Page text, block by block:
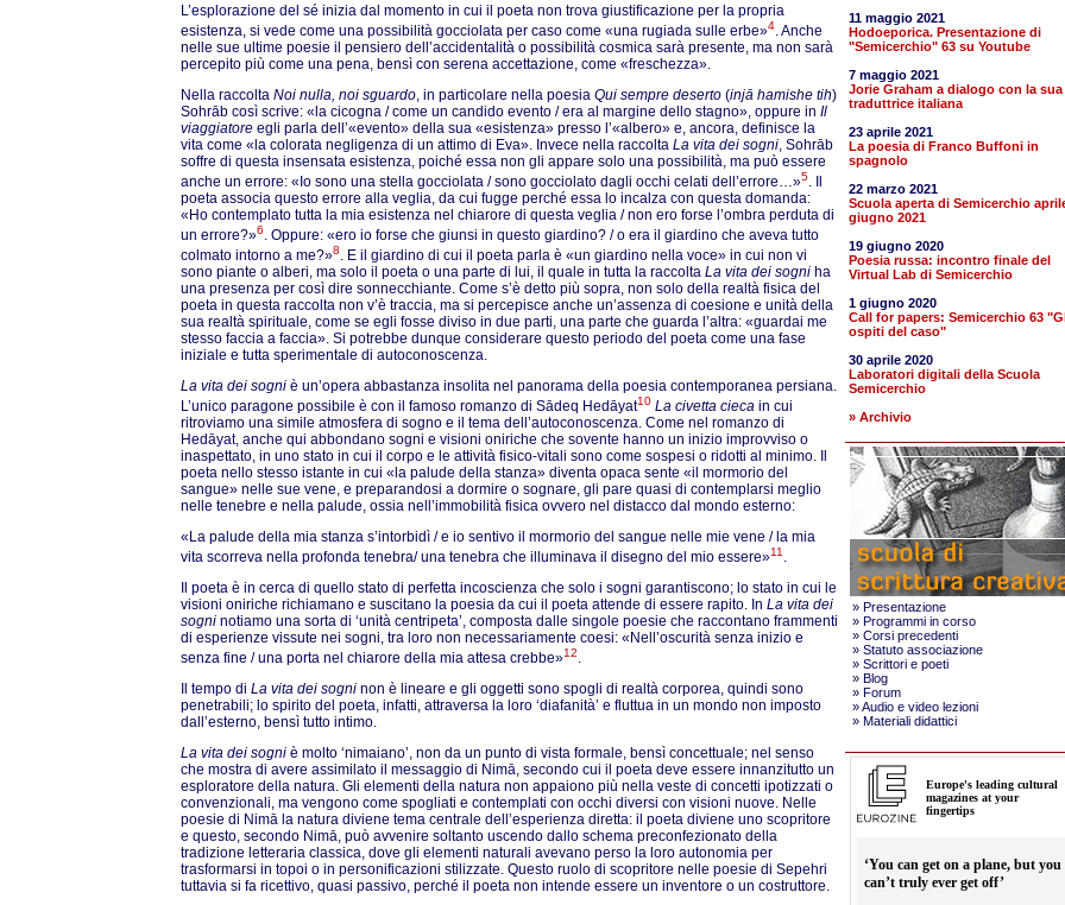
L’esplorazione del sé inizia dal momento in cui il poeta non trova giustificazione per la propria
esistenza, si vede come una possibilità gocciolata per caso come «una rugiada sulle erbe»4 . Anche
nelle sue ultime poesie il pensiero dell’accidentalità o possibilità cosmica sarà presente, ma non sarà
percepito più come una pena, bensì con serena accettazione, come «freschezza».
Nella raccolta Noi nulla, noi sguardo , in particolare nella poesia Qui sempre deserto (injā hamishe tih)
Sohrāb così scrive: «la cicogna / come un candido evento / era al margine dello stagno», oppure in Il
viaggiatore egli parla dell’«evento» della sua «esistenza» presso l’«albero» e, ancora, definisce la
vita come «la colorata negligenza di un attimo di Eva». Invece nella raccolta La vita dei sogni , Sohrāb
soffre di questa insensata esistenza, poiché essa non gli appare solo una possibilità, ma può essere
anche un errore: «Io sono una stella gocciolata / sono gocciolato dagli occhi celati dell’errore…»5
. Il
poeta associa questo errore alla veglia, da cui fugge perché essa lo incalza con questa domanda:
«Ho contemplato tutta la mia esistenza nel chiarore di questa veglia / non ero forse l’ombra perduta di
un errore?»6
. Oppure: «ero io forse che giunsi in questo giardino? / o era il giardino che aveva tutto
colmato intorno a me?»8
. E il giardino di cui il poeta parla è «un giardino nella voce» in cui non vi
sono piante o alberi, ma solo il poeta o una parte di lui, il quale in tutta la raccolta La vita dei sogni ha
una presenza per così dire sonnecchiante. Come s’è detto più sopra, non solo della realtà fisica del
poeta in questa raccolta non v’è traccia, ma si percepisce anche un’assenza di coesione e unità della
sua realtà spirituale, come se egli fosse diviso in due parti, una parte che guarda l’altra: «guardai me
stesso faccia a faccia». Si potrebbe dunque considerare questo periodo del poeta come una fase
iniziale e tutta sperimentale di autoconoscenza.
La vita dei sogni è un’opera abbastanza insolita nel panorama della poesia contemporanea persiana.
L’unico paragone possibile è con il famoso romanzo di Sādeq Hedāyat10 La civetta cieca in cui
ritroviamo una simile atmosfera di sogno e il tema dell’autoconoscenza. Come nel romanzo di
Hedāyat, anche qui abbondano sogni e visioni oniriche che sovente hanno un inizio improvviso o
inaspettato, in uno stato in cui il corpo e le attività fisico-vitali sono come sospesi o ridotti al minimo. Il
poeta nello stesso istante in cui «la palude della stanza» diventa opaca sente «il mormorio del
sangue» nelle sue vene, e preparandosi a dormire o sognare, gli pare quasi di contemplarsi meglio
nelle tenebre e nella palude, ossia nell’immobilità fisica ovvero nel distacco dal mondo esterno:
«La palude della mia stanza s’intorbidì / e io sentivo il mormorio del sangue nelle mie vene / la mia
vita scorreva nella profonda tenebra/ una tenebra che illuminava il disegno del mio essere»11
Il poeta è in cerca di quello stato di perfetta incoscienza che solo i sogni garantiscono; lo stato in cui le
visioni oniriche richiamano e suscitano la poesia da cui il poeta attende di essere rapito. In La vita dei
sogni notiamo una sorta di ‘unità centripeta’, composta dalle singole poesie che raccontano frammenti
di esperienze vissute nei sogni, tra loro non necessariamente coesi: «Nell’oscurità senza inizio e
senza fine / una porta nel chiarore della mia attesa crebbe»12
Il tempo di La vita dei sogni non è lineare e gli oggetti sono spogli di realtà corporea, quindi sono
penetrabili; lo spirito del poeta, infatti, attraversa la loro ‘diafanità’ e fluttua in un mondo non imposto
dall’esterno, bensì tutto intimo.
La vita dei sogni è molto ‘nimaiano’, non da un punto di vista formale, bensì concettuale; nel senso
che mostra di avere assimilato il messaggio di Nimā, secondo cui il poeta deve essere innanzitutto un
esploratore della natura. Gli elementi della natura non appaiono più nella veste di concetti ipotizzati o
convenzionali, ma vengono come spogliati e contemplati con occhi diversi con visioni nuove. Nelle
poesie di Nimā la natura diviene tema centrale dell’esperienza diretta: il poeta diviene uno scopritore
e questo, secondo Nimā, può avvenire soltanto uscendo dallo schema preconfezionato della
tradizione letteraria classica, dove gli elementi naturali avevano perso la loro autonomia per
trasformarsi in topoi o in personificazioni stilizzate. Questo ruolo di scopritore nelle poesie di Sepehri
tuttavia si fa ricettivo, quasi passivo, perché il poeta non intende essere un inventore o un costruttore.
11 maggio 2021
Hodoeporica. Presentazione di
"Semicerchio" 63 su Youtube
7 maggio 2021
Jorie Graham a dialogo con la sua
traduttrice italiana
23 aprile 2021
La poesia di Franco Buffoni in
spagnolo
22 marzo 2021
Scuola aperta di Semicerchio
giugno 2021
19 giugno 2020
Poesia russa: incontro finale del
Virtual Lab di Semicerchio
1 giugno 2020
Call for papers: Semicerchio 63
ospiti del caso"
30 aprile 2020
Laboratori digitali della Scuola
Semicerchio
» Archivio
» Presentazione
» Programmi in corso
» Corsi precedenti
» Statuto associazione
» Scrittori e poeti
» Blog
» Forum
»Audio e video lezioni
» Materiali didattici